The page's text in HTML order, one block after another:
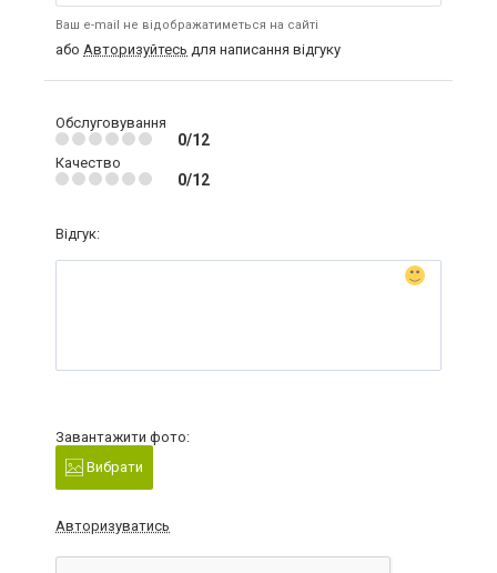
Ваш e-mail не відображатиметься на сайті
або Авторизуйтесь для написання відгуку
Обслуговування
0/12
Качество
0/12
Відгук:
Завантажити фото:
Вибрати
Авторизуватись